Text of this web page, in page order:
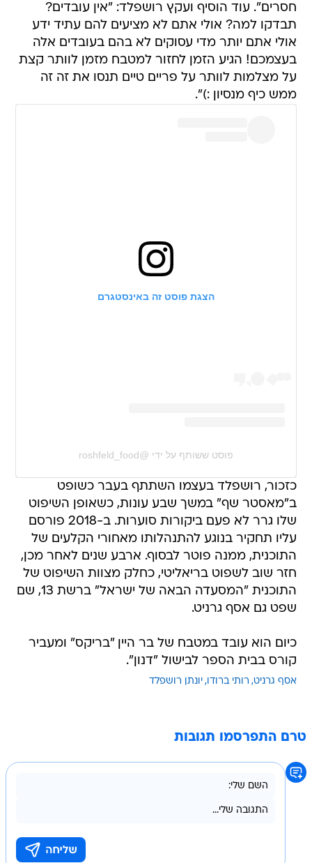
חסרים". עוד הוסיף ועקץ רושפלד: "אין עובדים?
תבדקו למה? אולי אתם לא מציעים להם עתיד ידע
אולי אתם יותר מדי עסוקים לא בהם בעובדים אלה
בעצמכם! הגיע הזמן לחזור למטבח מזמן לוותר קצת
על מצלמות לוותר על פריים טיים תנסו את זה זה
ממש כיף מנסיון :)⁩".
הצגת פוסט זה באינסטגרם
פוסט ששותף על ידי @‏‎roshfeld_food‎‏
כזכור, רושפלד בעצמו השתתף בעבר כשופט
ב"מאסטר שף" במשך שבע עונות, כשאופן השיפוט
שלו גרר לא פעם ביקורות סוערות. ב-2018 פורסם
עליו תחקיר בנוגע להתנהלותו מאחורי הקלעים של
התוכנית, ממנה פוטר לבסוף. ארבע שנים לאחר מכן,
חזר שוב לשפוט בריאליטי, כחלק מצוות השיפוט של
התוכנית "המסעדה הבאה של ישראל" ברשת 13, שם
שפט גם אסף גרניט.
כיום הוא עובד במטבח של בר היין "בריקס" ומעביר
קורס בבית הספר לבישול "דנון".
אסף גרניט רותי ברודו יונתן רושפלד
טרם התפרסמו תגובות